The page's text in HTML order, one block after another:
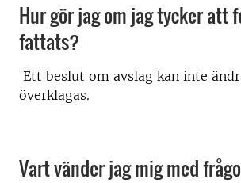
Hur gör jag om jag tycker att
fattats?
Ett beslut om avslag kan inte
överklagas.
Vart vänder jag mig med